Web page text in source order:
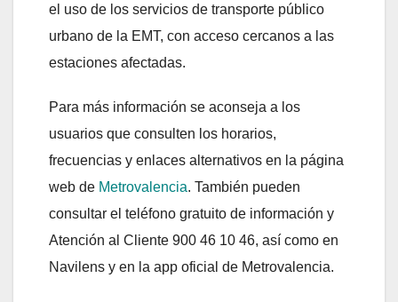
el uso de los servicios de transporte público
urbano de la EMT, con acceso cercanos a las
estaciones afectadas.
Para más información se aconseja a los
usuarios que consulten los horarios,
frecuencias y enlaces alternativos en la página
web de Metrovalencia. También pueden
consultar el teléfono gratuito de información y
Atención al Cliente 900 46 10 46, así como en
Navilens y en la app oficial de Metrovalencia.